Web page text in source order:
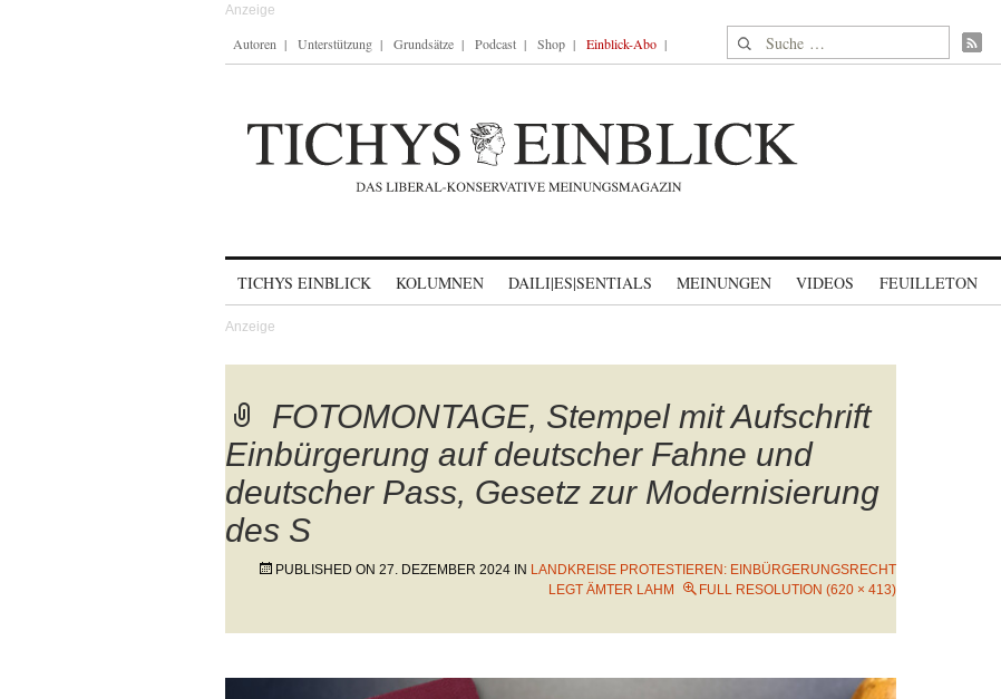
Autoren Unterstützung Grundsätze Podcast Shop Einblick-Abo Suche nach:
TICHYS EINBLICK KOLUMNEN DAILI|ES|SENTIALS MEINUNGEN VIDEOS FEUILLETON
FOTOMONTAGE, Stempel mit Aufschrift
Einbürgerung auf deutscher Fahne und
deutscher Pass, Gesetz zur Modernisierung
des S
PUBLISHED ON 27. DEZEMBER 2024 IN LANDKREISE PROTESTIEREN: EINBÜRGERUNGSRECHT
LEGT ÄMTER LAHM
FULL RESOLUTION (620 × 413)